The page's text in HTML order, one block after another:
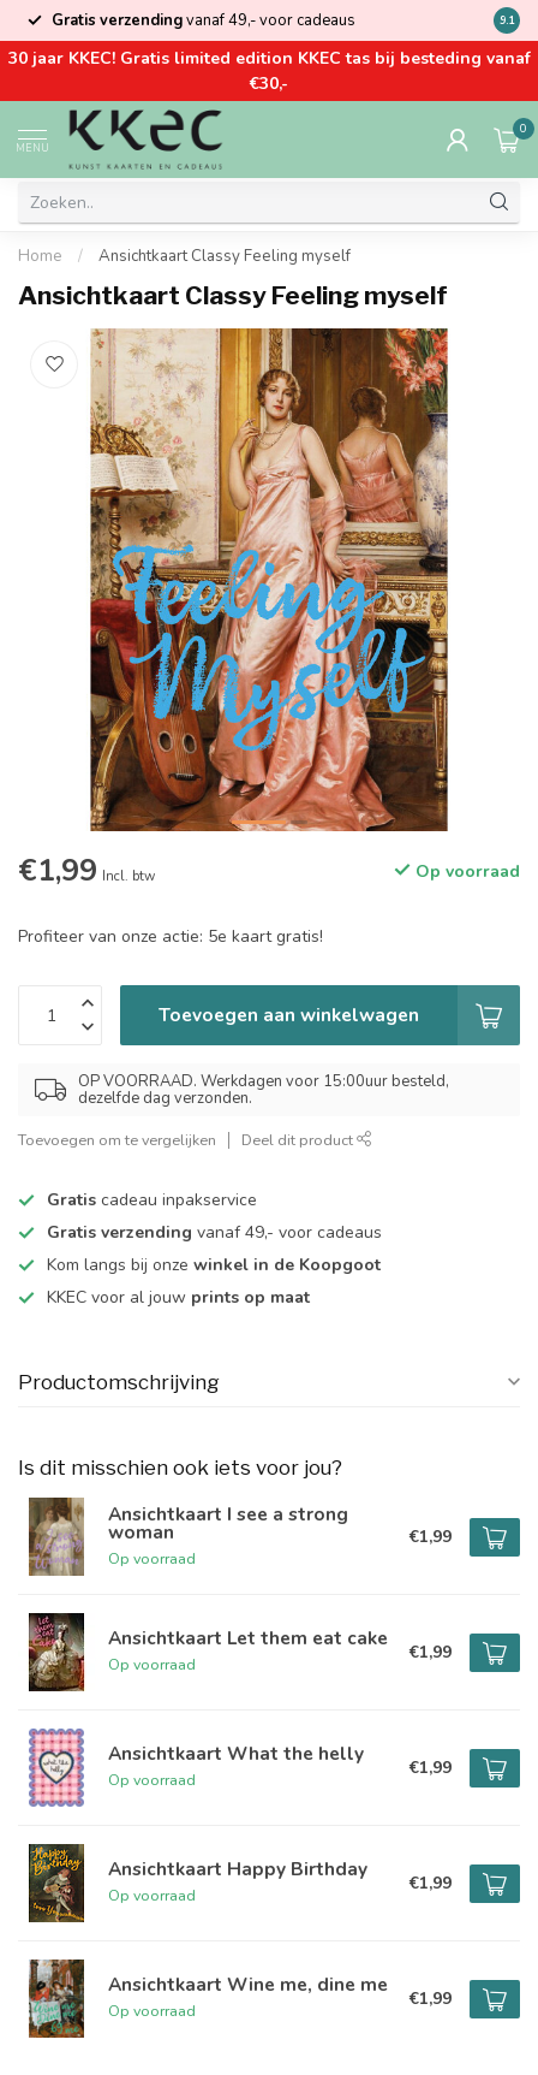
Gratis verzendingvanaf 49,- voor cadeaus Kom
9.1
30 jaar KKEC! Gratis limited edition KKEC tas bij besteding vanaf
€30,-
MENU
0
Home / Ansichtkaart Classy Feeling myself
Ansichtkaart Classy Feeling myself
€1,99 Incl. btw Op voorraad
Profiteer van onze actie: 5e kaart gratis!
Toevoegen aan winkelwagen
OP VOORRAAD. Werkdagen voor 15:00uur besteld,
dezelfde dag verzonden.
Toevoegen om te vergelijken Deel dit product
Gratis cadeau inpakservice
Gratis verzending vanaf 49,- voor cadeaus
Kom langs bij onze winkel in de Koopgoot
KKEC voor al jouw prints op maat
Productomschrijving
Is dit misschien ook iets voor jou?
Ansichtkaart I see a strong
woman
Op voorraad
€1,99
Ansichtkaart Let them eat cake
Op voorraad
€1,99
Ansichtkaart What the helly
Op voorraad
€1,99
Ansichtkaart Happy Birthday
Op voorraad
€1,99
Ansichtkaart Wine me, dine me
Op voorraad
€1,99